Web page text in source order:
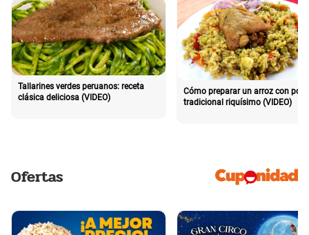
Tallarines verdes peruanos: receta
clásica deliciosa (VIDEO)
Cómo preparar un arroz con pollo
tradicional riquísimo (VIDEO)
Ofertas